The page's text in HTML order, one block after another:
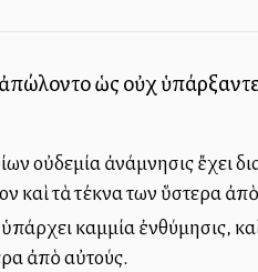
ὡς οὐχ
οὐδεμία ἀνάμνησις
καὶ τὰ τέκνα των ὕστερα
καμμία ἐνθύμησις,
ἀπὸ αὐτούς.